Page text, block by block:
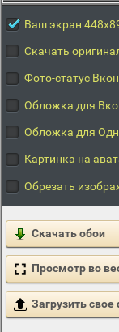
Ваш экран
Скачать
Фото-статус
Обложка для
Обложка для
Картинка на
Обрезать
Скачать обои
Просмотр во
Загрузить свое